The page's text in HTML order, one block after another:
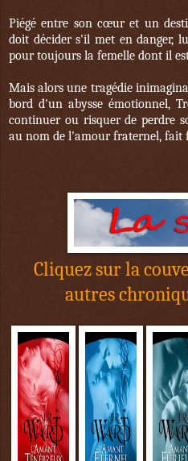
Piégé entre son cœur et un
doit décider s'il met en danger,
pour toujours la femelle dont il
Mais alors une tragédie
bord d'un abysse émotionnel,
continuer ou risquer de perdre
au nom de l'amour fraternel, fait
Cliquez sur la
autres